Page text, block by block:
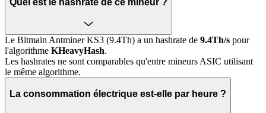
Le Bitmain Antminer KS3 (9.4Th) a un hashrate de 9.4Th/s pour
l'algorithme KHeavyHash.
Les hashrates ne sont comparables qu'entre mineurs ASIC utilisant
le même algorithme.
La consommation électrique est-elle par heure ?